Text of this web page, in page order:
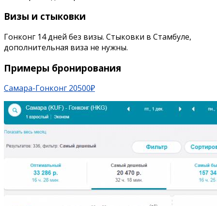
Визы и стыковки
Гонконг 14 дней без визы. Стыковки в Стамбуле,
дополнительная виза не нужны.
Примеры бронирования
Самара-Гонконг 20500₽